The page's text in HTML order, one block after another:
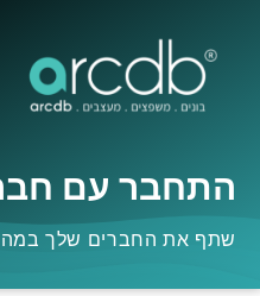
התחבר עם
שתף את החברים שלך במה